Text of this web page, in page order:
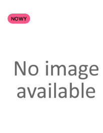
NOWY